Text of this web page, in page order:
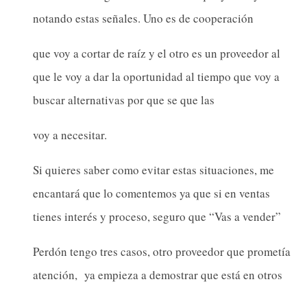
notando estas señales. Uno es de cooperación
que voy a cortar de raíz y el otro es un proveedor al
que le voy a dar la oportunidad al tiempo que voy a
buscar alternativas por que se que las
voy a necesitar.
Si quieres saber como evitar estas situaciones, me
encantará que lo comentemos ya que si en ventas
tienes interés y proceso, seguro que “Vas a vender”
Perdón tengo tres casos, otro proveedor que prometía
atención, ya empieza a demostrar que está en otros